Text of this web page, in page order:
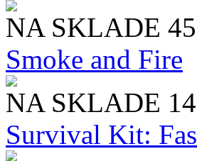
NA SKLADE
Smoke and Fire
NA SKLADE
Survival Kit: